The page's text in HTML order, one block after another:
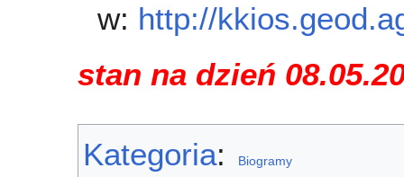
w: http://
stan na dzień
Kategoria: Biogramy